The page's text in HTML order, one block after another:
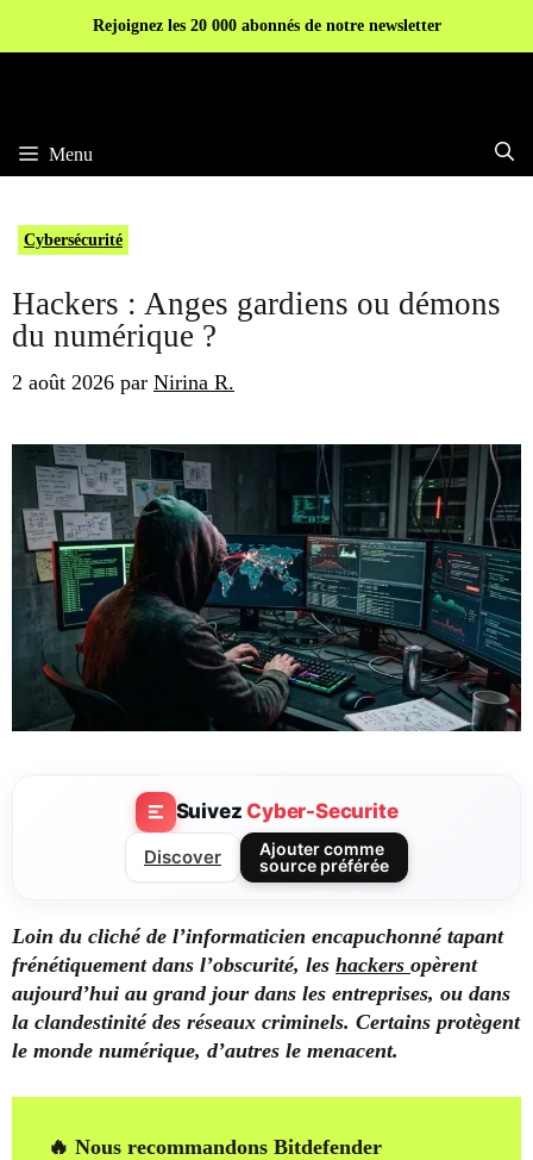
Rejoignez les 20 000 abonnés de notre newsletter
Menu
Cybersécurité
Hackers : Anges gardiens ou démons
du numérique ?
2 août 2026 par Nirina R.
SuivezCyber-Securite
Discover
Ajouter comme
source préférée
Loin du cliché de l’informaticien encapuchonné tapant
frénétiquement dans l’obscurité, les hackers opèrent
aujourd’hui au grand jour dans les entreprises, ou dans
la clandestinité des réseaux criminels. Certains protègent
le monde numérique, d’autres le menacent.
🔥 Nous recommandons Bitdefender